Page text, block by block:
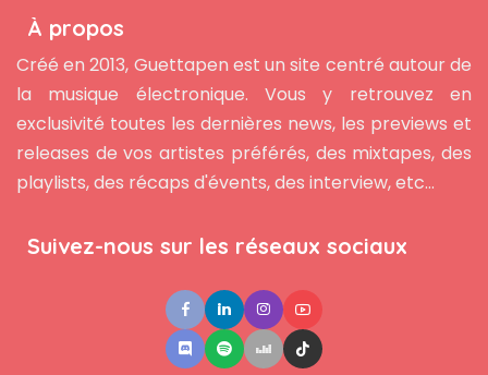
À propos
Créé en 2013, Guettapen est un site centré autour de
la musique électronique. Vous y retrouvez en
exclusivité toutes les dernières news, les previews et
releases de vos artistes préférés, des mixtapes, des
playlists, des récaps d'évents, des interview, etc...
Suivez-nous sur les réseaux sociaux